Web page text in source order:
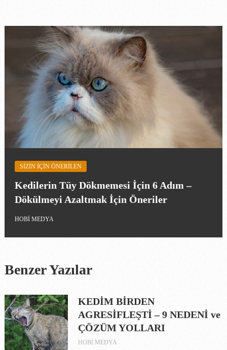
SIZIN IÇIN ÖNERILEN
Kedilerin Tüy Dökmemesi İçin 6 Adım –
Dökülmeyi Azaltmak İçin Öneriler
HOBI MEDYA
Benzer Yazılar
KEDİM BİRDEN
AGRESİFLEŞTİ – 9 NEDENİ ve
ÇÖZÜM YOLLARI
HOBI MEDYA